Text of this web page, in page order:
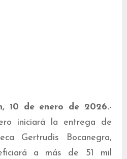
10 de enero de 2026.-
iniciará la entrega de
Gertrudis Bocanegra,
a más de 51 mil